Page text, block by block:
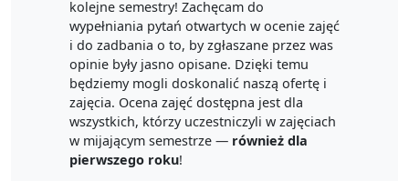
kolejne semestry! Zachęcam do
wypełniania pytań otwartych w ocenie zajęć
i do zadbania o to, by zgłaszane przez was
opinie były jasno opisane. Dzięki temu
będziemy mogli doskonalić naszą ofertę i
zajęcia. Ocena zajęć dostępna jest dla
wszystkich, którzy uczestniczyli w zajęciach
w mijającym semestrze — również dla
pierwszego roku!